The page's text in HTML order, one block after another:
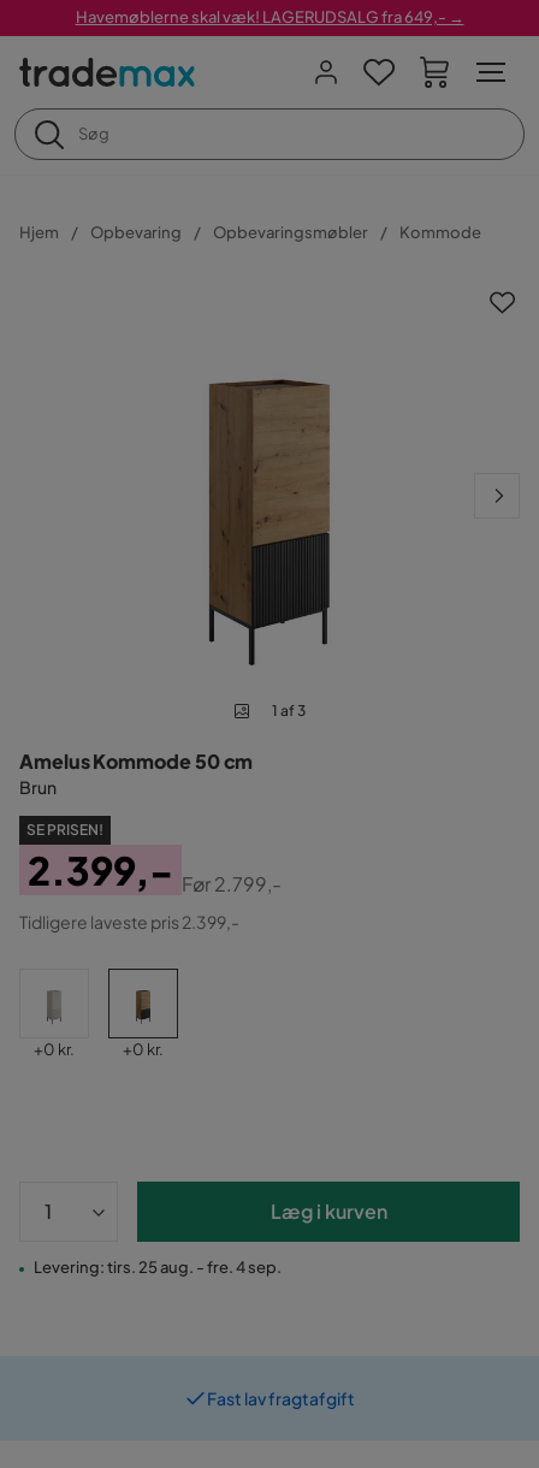
Havemøblerne skal væk! LAGERUDSALG fra 649,- →
Hjem Opbevaring Opbevaringsmøbler Kommode
1 af 3
Amelus Kommode 50 cm
Brun
SE PRISEN!
Pris
2.399,-
Original
Før2.799,-
Tidligere laveste pris 2.399,-
Pris
+0 kr. Pris
+0 kr.
Læg i kurven
Levering: tirs. 25 aug. - fre. 4 sep.
Fast lav fragtafgift